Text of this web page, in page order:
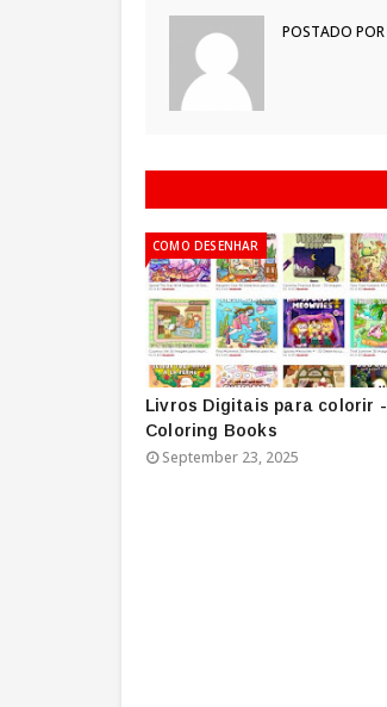
POSTADO POR
COMO DESENHAR
Livros Digitais para colorir -
Coloring Books
September 23, 2025